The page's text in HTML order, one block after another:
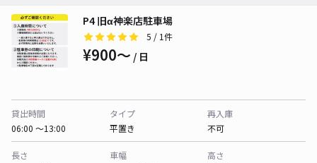
P4 旧α神楽店駐車場
5 / 1件
¥900〜 / 日
貸出時間
06:00 〜13:00
タイプ
平置き
再入庫
不可
長さ
車幅
高さ